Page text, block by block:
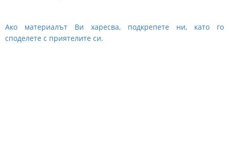
Ако материалът Ви харесва, подкрепете ни, като го
споделете с приятелите си.